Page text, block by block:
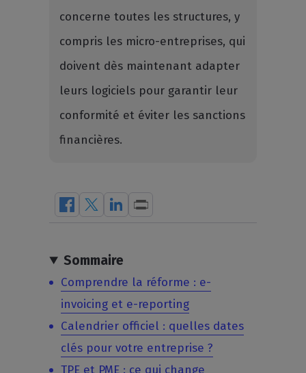
concerne toutes les structures, y
compris les micro-entreprises, qui
doivent dès maintenant adapter
leurs logiciels pour garantir leur
conformité et éviter les sanctions
financières.
Sommaire
Comprendre la réforme : e-
invoicing et e-reporting
Calendrier officiel : quelles dates
clés pour votre entreprise ?
TPE et PME : ce qui change